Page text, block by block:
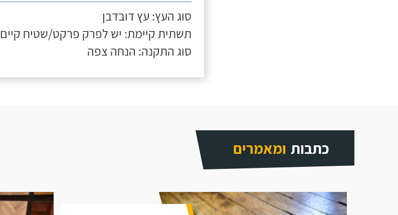
סוג העץ: עץ דובדבן
תשתית קיימת: יש לפרק פרקט/שטיח קיים
סוג התקנה: הנחה צפה
כתבות ומאמרים